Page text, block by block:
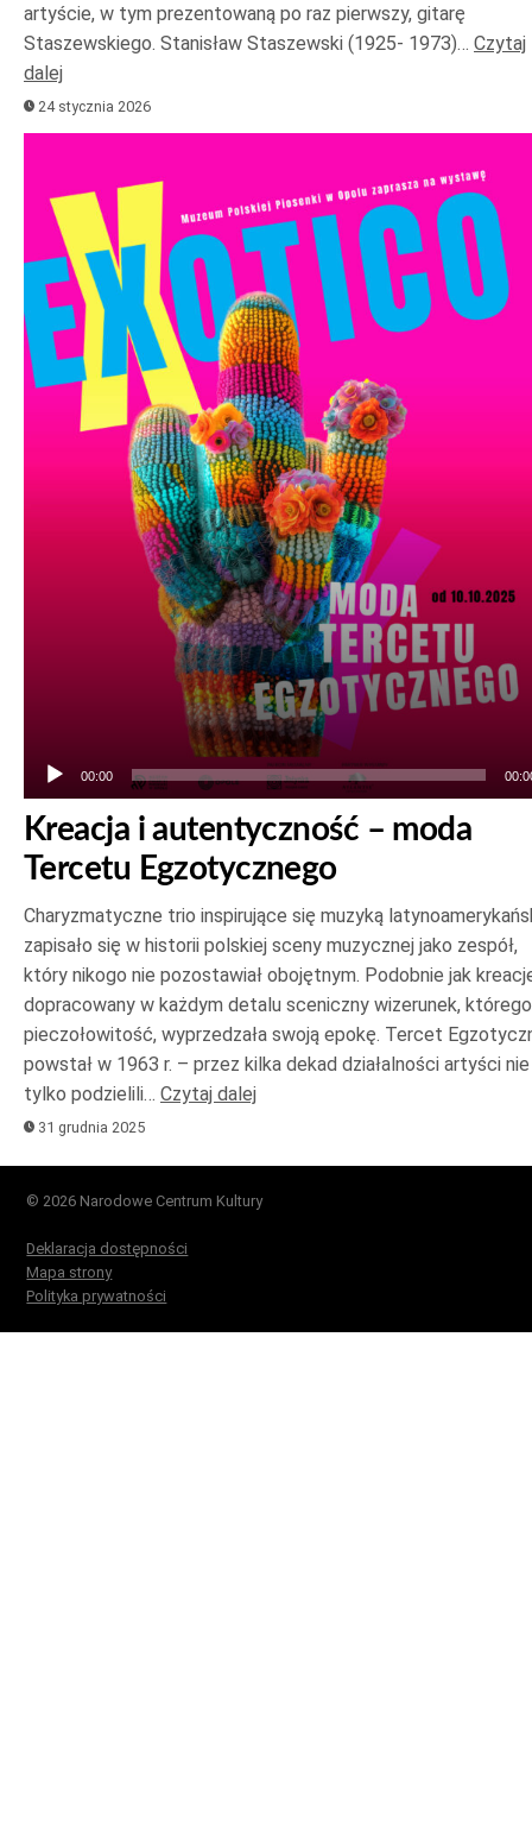
artyście, w tym prezentowaną po raz pierwszy, gitarę
Staszewskiego. Stanisław Staszewski (1925- 1973)… Czytaj
dalej
24 stycznia 2026
dźwiękowych
00:00
Kreacja i autentyczność – moda
Tercetu Egzotycznego
Charyzmatyczne trio inspirujące się muzyką
zapisało się w historii polskiej sceny muzycznej jako zespół,
który nikogo nie pozostawiał obojętnym. Podobnie jak
dopracowany w każdym detalu sceniczny wizerunek, którego
pieczołowitość, wyprzedzała swoją epokę. Tercet
powstał w 1963 r. – przez kilka dekad działalności artyści nie
tylko podzielili… Czytaj dalej
31 grudnia 2025
© 2026 Narodowe Centrum Kultury
Deklaracja dostępności
Mapa strony
Polityka prywatności